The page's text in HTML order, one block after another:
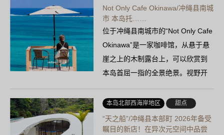
Not Only Cafe Okinawa/冲绳县南城
市 本岛托……
位于冲绳县南城市的“Not Only Cafe
Okinawa”是一家咖啡馆，从悬于悬
崖之上的木制露台上，可以欣赏到
本岛首屈一指的全景绝景。视野开
阔……
本岛北部西海岸地区 甜点
“天之船”/冲绳县本部町 2026年备受
瞩目的新店！在异次元空间中品尝